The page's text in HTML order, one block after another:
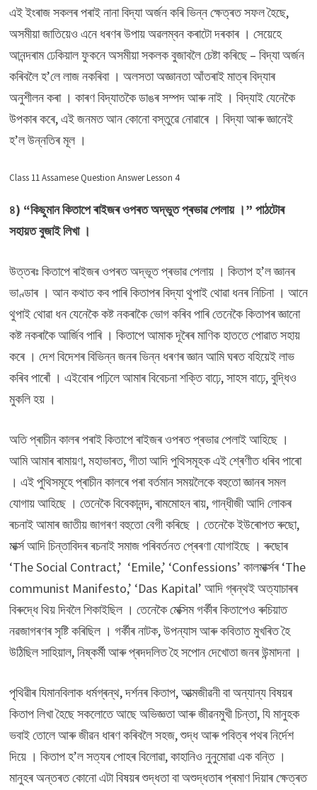
এই ইংৰাজ সকলৰ পৰাই নানা বিদ্যা অৰ্জন কৰি ভিন্ন ক্ষেত্ৰত সফল হৈছে,
অসমীয়া জাতিয়েও এনে ধৰণৰ উপায় অৱলম্বন কৰাটো দৰকাৰ । সেয়েহে
আনন্দৰাম ঢেকিয়াল ফুকনে অসমীয়া সকলক বুজাবলৈ চেষ্টা কৰিছে – বিদ্যা অৰ্জন
কৰিবলৈ হ’লে লাজ নকৰিবা । অলসতা অজ্ঞানতা আঁতৰাই মাত্ৰ বিদ্যাৰ
অনুশীলন কৰা । কাৰণ বিদ্যাতকৈ ডাঙৰ সম্পদ আৰু নাই । বিদ্যাই যেনেকৈ
উপকাৰ কৰে, এই জনমত আন কোনো বস্তুৱে নোৱাৰে । বিদ্যা আৰু জ্ঞানেই
হ’ল উন্নতিৰ মূল ।
Class 11 Assamese Question Answer Lesson 4
৪) “কিছুমান কিতাপে ৰাইজৰ ওপৰত অদ্ভুত প্ৰভাৱ পেলায় ।” পাঠটোৰ
সহায়ত বুজাই লিখা ।
উত্তৰঃ কিতাপে ৰাইজৰ ওপৰত অদ্ভূত প্ৰভাৱ পেলায় । কিতাপ হ’ল জ্ঞানৰ
ভাণ্ডাৰ । আন কথাত কব পাৰি কিতাপৰ বিদ্যা থুপাই থোৱা ধনৰ নিচিনা । আনে
থুপাই থোৱা ধন যেনেকৈ কষ্ট নকৰাকৈ ভোগ কৰিব পাৰি তেনেকৈ কিতাপৰ জ্ঞানো
কষ্ট নকৰাকৈ আৰ্জিব পাৰি । কিতাপে আমাক দূৰৈৰ মাণিক হাততে পোৱাত সহায়
কৰে । দেশ বিদেশৰ বিভিন্ন জনৰ ভিন্ন ধৰণৰ জ্ঞান আমি ঘৰত বহিয়েই লাভ
কৰিব পাৰোঁ । এইবোৰ পঢ়িলে আমাৰ বিবেচনা শক্তি বাঢ়ে, সাহস বাঢ়ে, বুদ্ধিও
মুকলি হয় ।
অতি প্ৰাচীন কালৰ পৰাই কিতাপে ৰাইজৰ ওপৰত প্ৰভাৱ পেলাই আহিছে ।
আমি আমাৰ ৰামায়ণ, মহাভাৰত, গীতা আদি পুথিসমূহক এই শ্ৰেণীত ধৰিব পাৰো
। এই পুথিসমূহে প্ৰাচীন কালৰে পৰা বৰ্তমান সময়লৈকে বহুতো জ্ঞানৰ সমল
যোগায় আহিছে । তেনেকৈ বিবেকানন্দ, ৰামমোহন ৰায়, গান্ধীজী আদি লোকৰ
ৰচনাই আমাৰ জাতীয় জাগৰণ বহুতো বেগী কৰিছে । তেনেকৈ ইউৰোপত ৰুছো,
মাৰ্ক্স আদি চিন্তাবিদৰ ৰচনাই সমাজ পৰিবৰ্তনত প্ৰেৰণা যোগাইছে । ৰুছোৰ
‘The Social Contract,’ ‘Emile,’ ‘Confessions’ কালমাৰ্ক্সৰ ‘The
communist Manifesto,’ ‘Das Kapital’ আদি গ্ৰন্থই অত্যাচাৰৰ
বিৰুদ্ধে থিয় দিবলৈ শিকাইছিল । তেনেকৈ মেক্সিম গৰ্কীৰ কিতাপেও ৰুচিয়াত
নৱজাগৰণৰ সৃষ্টি কৰিছিল । গৰ্কীৰ নাটক, উপন্যাস আৰু কবিতাত মুখৰিত হৈ
উঠিছিল সাহিয়াল, নিষ্কৰ্মী আৰু প্ৰদদলিত হৈ সপোন দেখোতা জনৰ উন্মাদনা ।
পৃথিৱীৰ যিমানবিলাক ধৰ্মগ্ৰন্থ, দৰ্শনৰ কিতাপ, আত্মজীৱনী বা অন্যান্য বিষয়ৰ
কিতাপ লিখা হৈছে সকলোতে আছে অভিজ্ঞতা আৰু জীৱনমুখী চিন্তা, যি মানুহক
ভবাই তোলে আৰু জীৱন ধাৰণ কৰিবলৈ সহজ, শুদ্ধ আৰু পবিত্ৰ পথৰ নিৰ্দেশ
দিয়ে । কিতাপ হ’ল সত্যৰ পোহৰ বিলোৱা, কাহানিও নুনুমোৱা এক বন্তি ।
মানুহৰ অন্তৰত কোনো এটা বিষয়ৰ শুদ্ধতা বা অশুদ্ধতাৰ প্ৰমাণ দিয়াৰ ক্ষেত্ৰত